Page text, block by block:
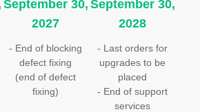
September 30,
2027
- End of blocking
defect fixing
(end of defect
fixing)
September 30,
2028
- Last orders for
upgrades to be
placed
- End of support
services